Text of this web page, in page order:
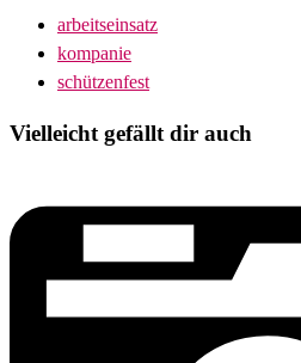
arbeitseinsatz
kompanie
schützenfest
Vielleicht gefällt dir auch